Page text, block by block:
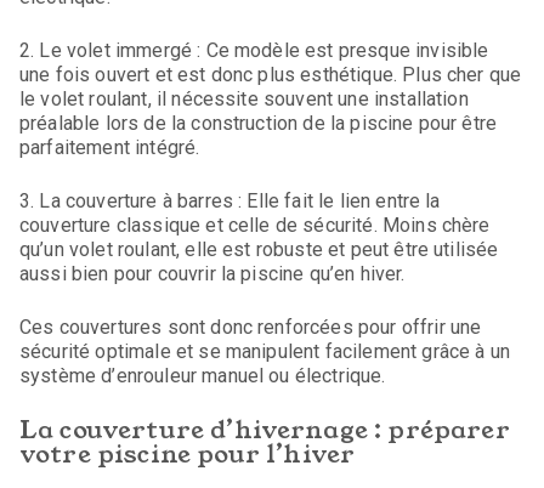
2. Le volet immergé : Ce modèle est presque invisible
une fois ouvert et est donc plus esthétique. Plus cher que
le volet roulant, il nécessite souvent une installation
préalable lors de la construction de la piscine pour être
parfaitement intégré.
3. La couverture à barres : Elle fait le lien entre la
couverture classique et celle de sécurité. Moins chère
qu’un volet roulant, elle est robuste et peut être utilisée
aussi bien pour couvrir la piscine qu’en hiver.
Ces couvertures sont donc renforcées pour offrir une
sécurité optimale et se manipulent facilement grâce à un
système d’enrouleur manuel ou électrique.
La couverture d’hivernage : préparer
votre piscine pour l’hiver